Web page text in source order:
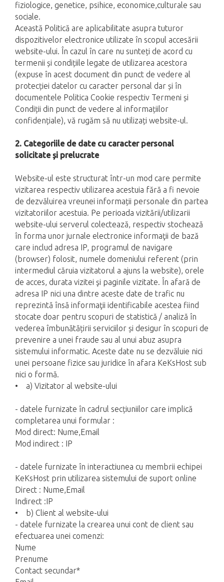
fiziologice, genetice, psihice, economice,culturale sau
sociale.
Această Politică are aplicabilitate asupra tuturor
dispozitivelor electronice utilizate în scopul accesării
website-ului. În cazul în care nu sunteți de acord cu
termenii și condițiile legate de utilizarea acestora
(expuse în acest document din punct de vedere al
protecției datelor cu caracter personal dar și în
documentele Politica Cookie respectiv Termeni și
Condiții din punct de vedere al informațiilor
confidențiale), vă rugăm să nu utilizați website-ul.
2. Categoriile de date cu caracter personal
solicitate și prelucrate
Website-ul este structurat într-un mod care permite
vizitarea respectiv utilizarea acestuia fără a fi nevoie
de dezvăluirea vreunei informații personale din partea
vizitatoriilor acestuia. Pe perioada vizitării/utilizarii
website-ului serverul colectează, respectiv stochează
în forma unor jurnale electronice informaţii de bază
care includ adresa IP, programul de navigare
(browser) folosit, numele domeniului referent (prin
intermediul căruia vizitatorul a ajuns la website), orele
de acces, durata vizitei şi paginile vizitate. În afară de
adresa IP nici una dintre aceste date de trafic nu
reprezintă însă informaţii identificabile acestea fiind
stocate doar pentru scopuri de statistică / analiză în
vederea îmbunătățirii serviciilor și desigur în scopuri de
prevenire a unei fraude sau al unui abuz asupra
sistemului informatic. Aceste date nu se dezvăluie nici
unei persoane fizice sau juridice în afara KeKsHost sub
nici o formă.
• a) Vizitator al website-ului
- datele furnizate în cadrul secțiuniilor care implică
completarea unui formular :
Mod direct: Nume,Email
Mod indirect : IP
- datele furnizate în interactiunea cu membrii echipei
KeKsHost prin utilizarea sistemului de suport online
Direct : Nume,Email
Indirect :IP
• b) Client al website-ului
- datele furnizate la crearea unui cont de client sau
efectuarea unei comenzi:
Nume
Prenume
Contact secundar*